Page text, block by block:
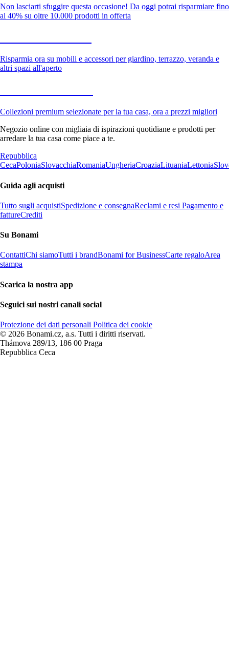
Non lasciarti sfuggire questa occasione! Da oggi potrai risparmiare fino
al 40% su oltre 10.000 prodotti in offerta
Risparmia ora su mobili e accessori per giardino, terrazzo, veranda e
altri spazi all'aperto
Collezioni premium selezionate per la tua casa, ora a prezzi migliori
Negozio online con migliaia di ispirazioni quotidiane e prodotti per
arredare la tua casa come piace a te.
Repubblica
CecaPoloniaSlovacchiaRomaniaUngheriaCroaziaLituaniaLettonia
Guida agli acquisti
Tutto sugli acquistiSpedizione e consegnaReclami e resi Pagamento e
fattureCrediti
Su Bonami
ContattiChi siamoTutti i brandBonami for BusinessCarte regaloArea
stampa
Scarica la nostra app
Seguici sui nostri canali social
Protezione dei dati personali Politica dei cookie
© 2026 Bonami.cz, a.s. Tutti i diritti riservati.
Thámova 289/13, 186 00 Praga
Repubblica Ceca